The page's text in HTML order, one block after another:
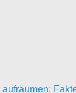
aufräumen: